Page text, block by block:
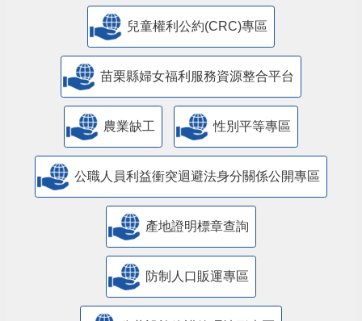
兒童權利公約(CRC)專區
苗栗縣婦女福利服務資源整合平台
農業缺工 性別平等專區
公職人員利益衝突迴避法身分關係公開專區
產地證明標章查詢
防制人口販運專區